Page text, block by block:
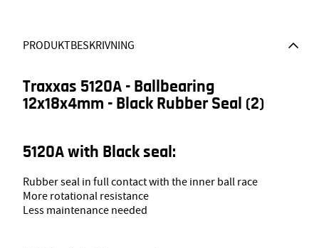
PRODUKTBESKRIVNING
Traxxas 5120A - Ballbearing
12x18x4mm - Black Rubber Seal (2)
5120A with Black seal:
Rubber seal in full contact with the inner ball race
More rotational resistance
Less maintenance needed